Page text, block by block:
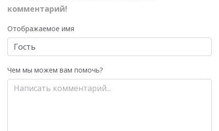
комментарий!
Отображаемое имя
Чем мы можем вам помочь?